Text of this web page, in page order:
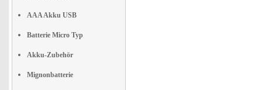
AAA Akku USB
Batterie Micro Typ
Akku-Zubehör
Mignonbatterie